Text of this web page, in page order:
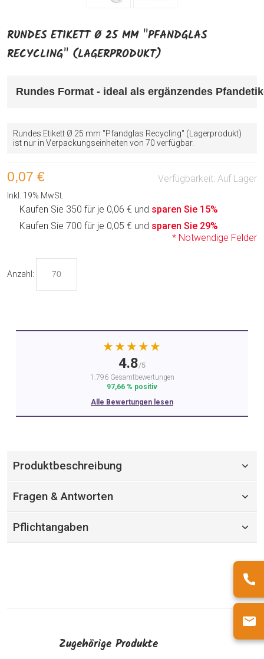
RUNDES ETIKETT Ø 25 MM "PFANDGLAS
RECYCLING" (LAGERPRODUKT)
Rundes Format - ideal als ergänzendes
Rundes Etikett Ø 25 mm "Pfandglas Recycling" (Lagerprodukt)
ist nur in Verpackungseinheiten von 70 verfügbar.
Verfügbarkeit: Auf Lager
0,07 €
Inkl. 19% MwSt.
Kaufen Sie 350 für je 0,06 € und sparen Sie 15%
Kaufen Sie 700 für je 0,05 € und sparen Sie 29%
* Notwendige Felder
Anzahl:
★★★★★
4.8/5
1.796 Gesamtbewertungen
97,66 % positiv
Alle Bewertungen lesen
Produktbeschreibung
Fragen & Antworten
Pflichtangaben
Zugehörige Produkte